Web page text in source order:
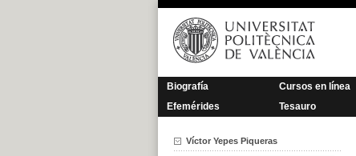
Saltar
contenido
Biografía Cursos en línea
Efemérides
Tesauro
Víctor Yepes Piqueras